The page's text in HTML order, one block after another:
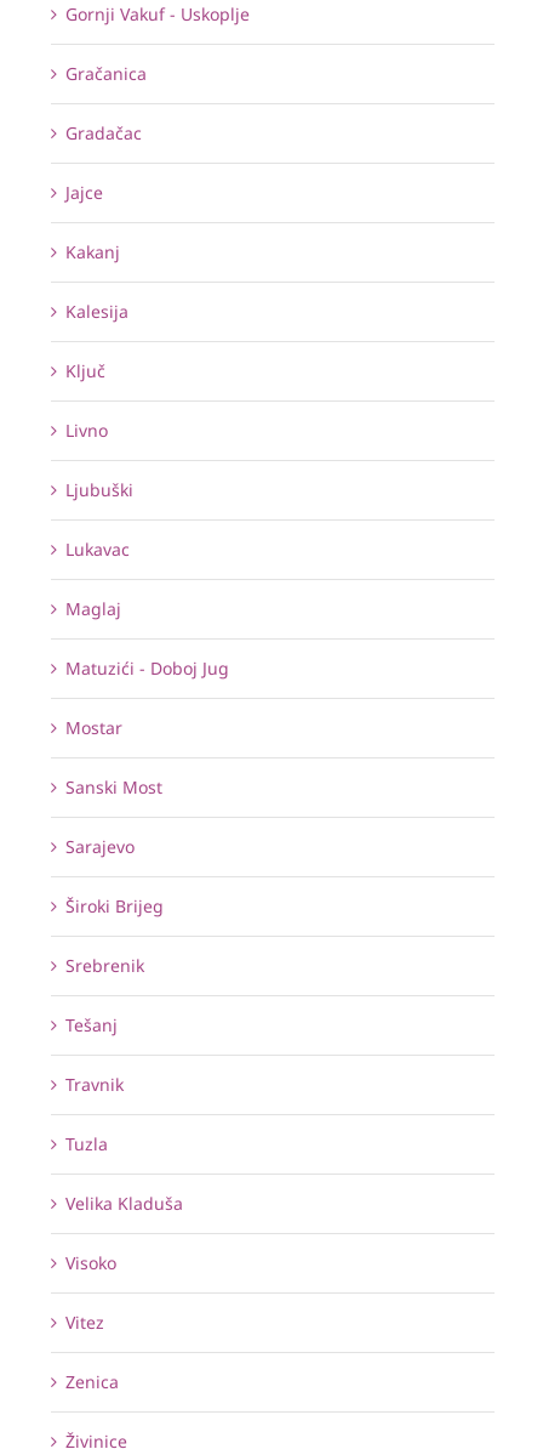
Gornji Vakuf - Uskoplje
Gračanica
Gradačac
Jajce
Kakanj
Kalesija
Ključ
Livno
Ljubuški
Lukavac
Maglaj
Matuzići - Doboj Jug
Mostar
Sanski Most
Sarajevo
Široki Brijeg
Srebrenik
Tešanj
Travnik
Tuzla
Velika Kladuša
Visoko
Vitez
Zenica
Živinice